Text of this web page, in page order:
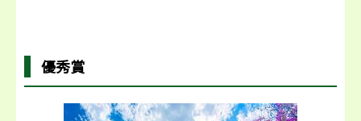
優秀賞